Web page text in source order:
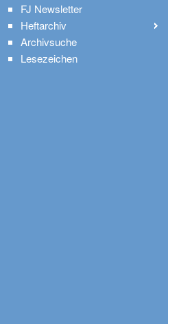
FJ Newsletter
Heftarchiv
Archivsuche
Lesezeichen